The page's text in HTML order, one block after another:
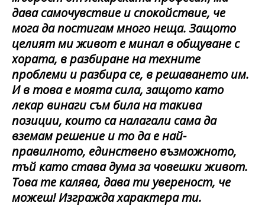
дава самочувствие и спокойствие, че
мога да постигам много неща. Защото
целият ми живот е минал в общуване с
хората, в разбиране на техните
проблеми и разбира се, в решаването им.
И в това е моята сила, защото като
лекар винаги съм била на такива
позиции, които са налагали сама да
вземам решение и то да е най-
правилното, единствено възможното,
тъй като става дума за човешки живот.
Това те калява, дава ти увереност, че
можеш! Изгражда характера ти.